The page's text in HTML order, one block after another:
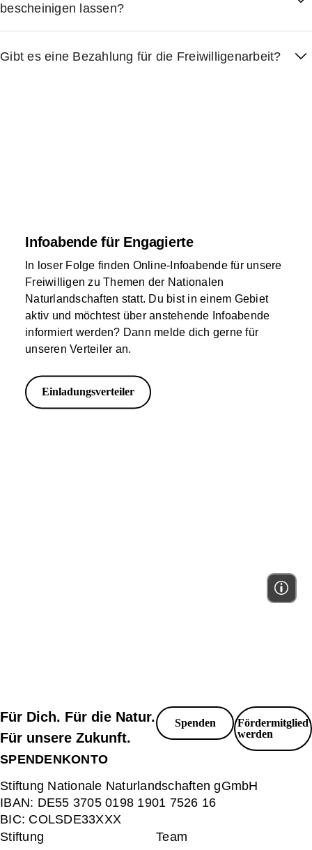
bescheinigen lassen?
Gibt es eine Bezahlung für die Freiwilligenarbeit?
Infoabende für Engagierte
In loser Folge finden Online-Infoabende für unsere
Freiwilligen zu Themen der Nationalen
Naturlandschaften statt. Du bist in einem Gebiet
aktiv und möchtest über anstehende Infoabende
informiert werden? Dann melde dich gerne für
unseren Verteiler an.
Einladungsverteiler
Für Dich. Für die Natur.
Für unsere Zukunft.
Spenden
Fördermitglied
werden
SPENDENKONTO
Stiftung Nationale Naturlandschaften gGmbH
IBAN: DE55 3705 0198 1901 7526 16
BIC: COLSDE33XXX
Stiftung
Team